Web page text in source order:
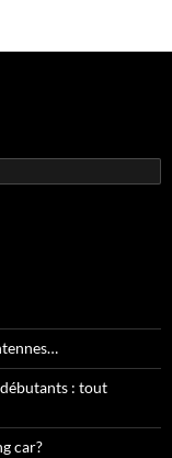
: tout
car?